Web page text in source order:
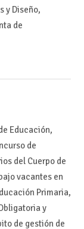
y Diseño,
de
Educación,
de
del Cuerpo de
vacantes en
Primaria,
y
de gestión de